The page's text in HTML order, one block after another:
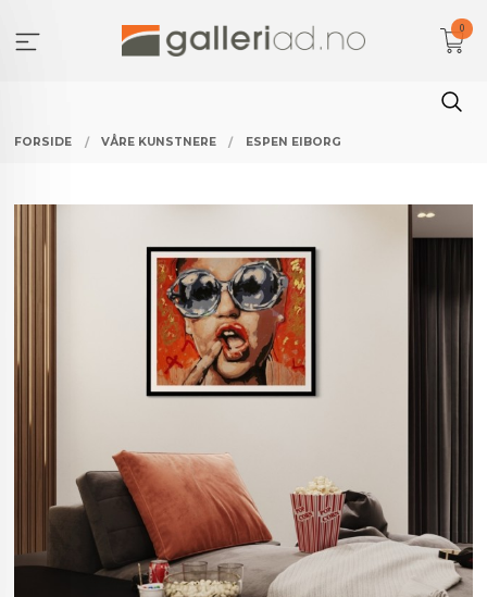
innholdet
0
FORSIDE VÅRE KUNSTNERE ESPEN EIBORG